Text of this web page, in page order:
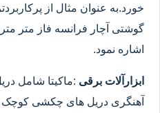
خورد.به عنوان مثال از
گوشتی آچار فرانسه فاز متر متر
اشاره نمود.
ابزارآلات برقی :ماکیتا شامل
آهنگری دریل های چکشی